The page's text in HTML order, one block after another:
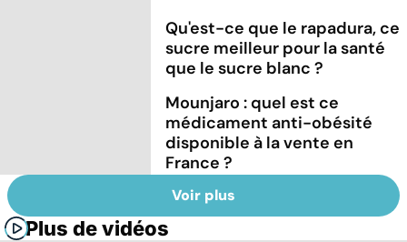
Qu'est-ce que le rapadura, ce
sucre meilleur pour la santé
que le sucre blanc ?
Mounjaro : quel est ce
médicament anti-obésité
disponible à la vente en
France ?
Voir plus
Plus de vidéos